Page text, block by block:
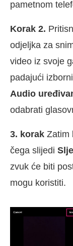
pametnom
Korak 2.
odjeljka za
video iz svoje
padajući
Audio
odabrati
3. korak Zatim
čega slijedi
zvuk će biti
mogu koristiti.